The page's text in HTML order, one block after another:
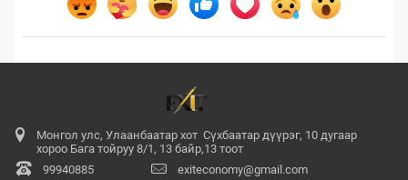
Монгол улс, Улаанбаатар хот Сүхбаатар дүүрэг, 10 дугаар
хороо Бага тойруу 8/1, 13 байр,13 тоот
99940885
exiteconomy@gmail.com